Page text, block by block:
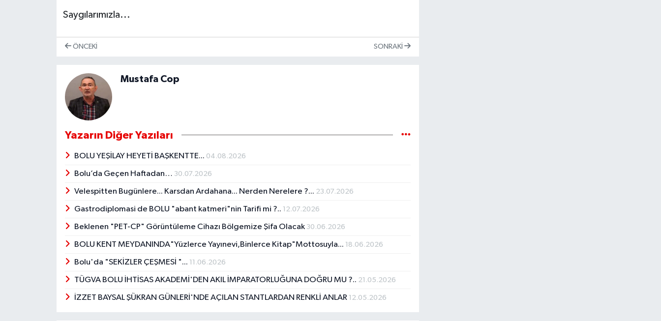
Saygılarımızla...
ÖNCEKI SONRAKI
Mustafa Cop
Yazarın Diğer Yazıları
BOLU YEŞİLAY HEYETİ BAŞKENTTE... 04.08.2026
Bolu’da Geçen Haftadan… 30.07.2026
Velespitten Bugünlere... Karsdan Ardahana... Nerden Nerelere ?... 23.07.2026
Gastrodiplomasi de BOLU "abant katmeri"nin Tarifi mi ?.. 12.07.2026
Beklenen "PET-CP" Görüntüleme Cihazı Bölgemize Şifa Olacak 30.06.2026
BOLU KENT MEYDANINDA"Yüzlerce Yayınevi,Binlerce Kitap"Mottosuyla... 18.06.2026
Bolu'da "SEKİZLER ÇEŞMESİ "... 11.06.2026
TÜGVA BOLU İHTİSAS AKADEMİ'DEN AKIL İMPARATORLUĞUNA DOĞRU MU ?.. 21.05.2026
İZZET BAYSAL ŞÜKRAN GÜNLERİ'NDE AÇILAN STANTLARDAN RENKLİ ANLAR 12.05.2026